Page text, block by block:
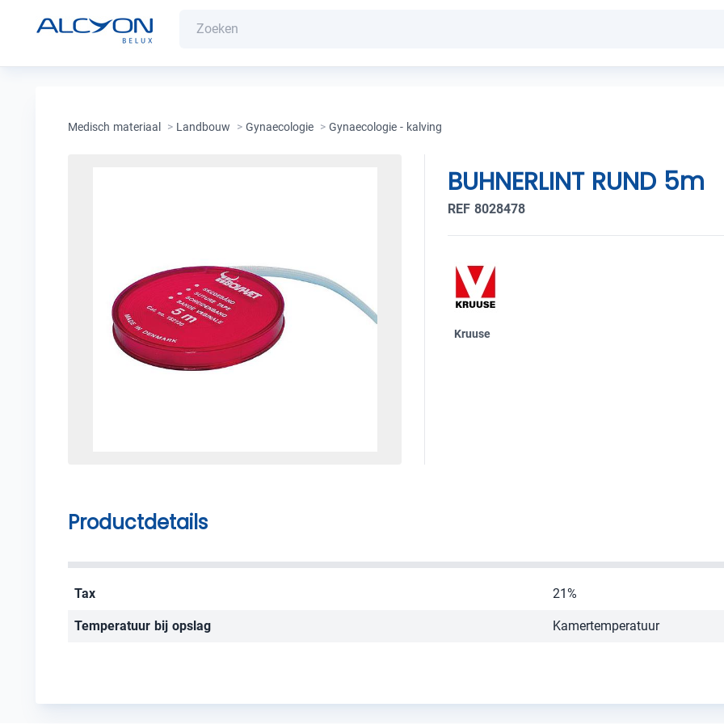
Medisch materiaal > Landbouw > Gynaecologie > Gynaecologie - kalving
BUHNERLINT RUND 5m
REF 8028478
Kruuse
Productdetails
Tax 21%
Temperatuur bij opslag Kamertemperatuur